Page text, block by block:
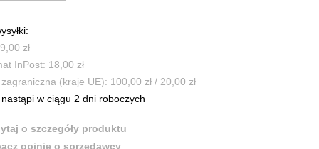
zł
InPost: 18,00 zł
zagraniczna (kraje UE): 100,00 zł / 20,00 zł
nastąpi w ciągu 2 dni roboczych
o szczegóły produktu
opinie o sprzedawcy